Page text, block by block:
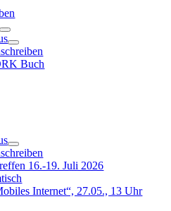
Buch
16.-19. Juli 2026
Internet“, 27.05., 13 Uhr